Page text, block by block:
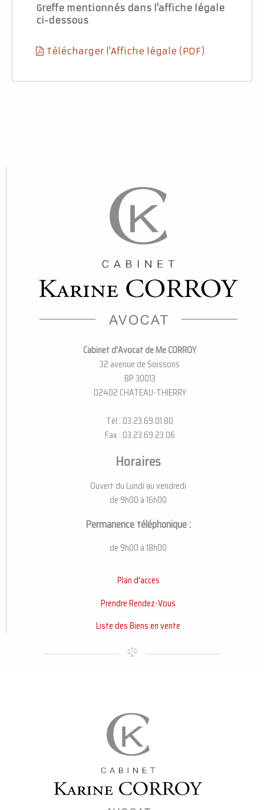
Greffe mentionnés dans l'affiche légale
ci-dessous
Télécharger l'Affiche légale (PDF)
Cabinet d'Avocat de Me CORROY
32 avenue de Soissons
BP 30013
02402 CHATEAU-THIERRY
Tél : 03.23.69.01.80
Fax : 03.23.69.23.06
Horaires
Ouvert du Lundi au vendredi
de 9h00 à 16h00
Permanence téléphonique :
de 9h00 à 18h00
Plan d'accès
Prendre Rendez-Vous
Liste des Biens en vente